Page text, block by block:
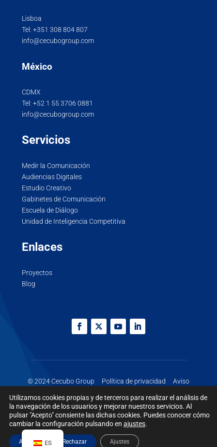
Lisboa
Tel: +351 308 804 807
info@cecubogroup.com
México
CDMX
Tel: +52 1 55 3706 0881
info@cecubogroup.com
Servicios
Medir la Comunicación
Audiencias Digitales
Estudio Creativo
Gabinetes de Comunicación
Escuela de Diálogo
Unidad de Inteligencia Competitiva
Enlaces
Proyectos
Blog
© 2024 Cecubo Group Política de privacidad
Aviso
ES
Utilizamos cookies propias y de terceros para realizar el análisis de
la navegación de los usuarios y mejorar nuestros servicios. Al
pulsar "Acepto" consiente las dichas cookies. Puedes conocer cómo
cambiar la configuración pulsando en ajustes.
Aceptar Rechazar Ajustes